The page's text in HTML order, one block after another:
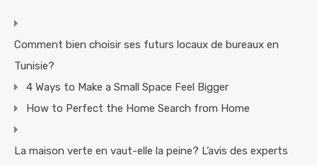
Comment bien choisir ses futurs locaux de bureaux en
Tunisie?
4 Ways to Make a Small Space Feel Bigger
How to Perfect the Home Search from Home
La maison verte en vaut-elle la peine? L’avis des experts